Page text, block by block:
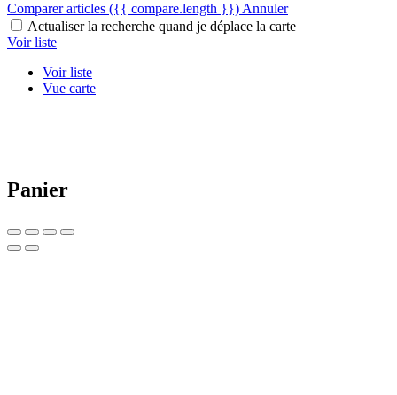
Comparer articles ({{ compare.length }}) Annuler
Actualiser la recherche quand je déplace la carte
Voir liste
Voir liste
Vue carte
Panier